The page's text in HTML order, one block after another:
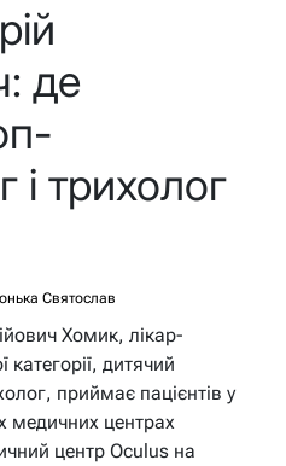
де
і трихолог
Святослав
Хомик, лікар-
дитячий
приймає пацієнтів у
медичних центрах
центр Oculus на